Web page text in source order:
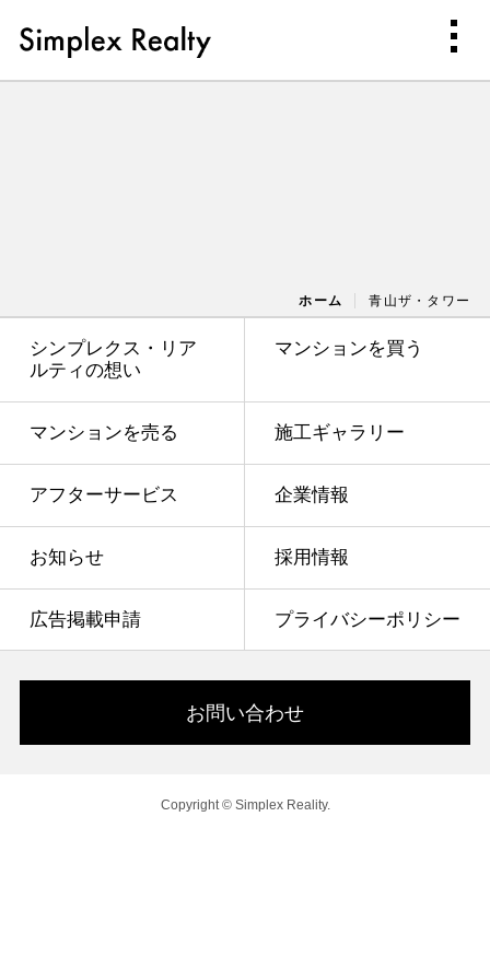
ホーム 青山ザ・タワー
シンプレクス・リア
ルティの想い
マンションを買う
マンションを売る 施工ギャラリー
アフターサービス 企業情報
お知らせ 採用情報
広告掲載申請 プライバシーポリシー
お問い合わせ
Copyright © Simplex Reality.